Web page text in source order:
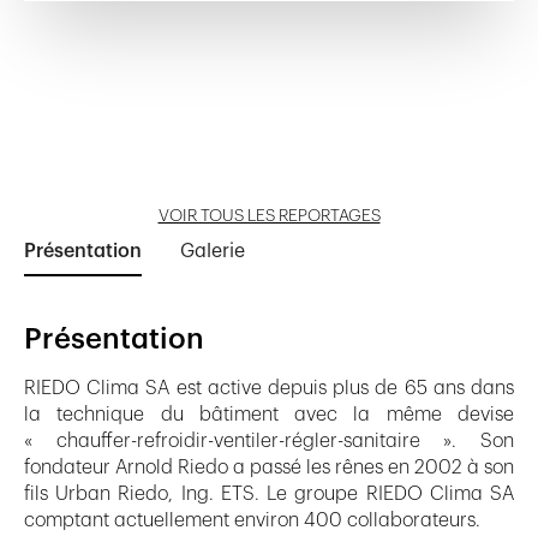
VOIR TOUS LES REPORTAGES
Présentation Galerie
Présentation
RIEDO Clima SA est active depuis plus de 65 ans dans
la technique du bâtiment avec la même devise
« chauffer-refroidir-ventiler-régler-sanitaire ». Son
fondateur Arnold Riedo a passé les rênes en 2002 à son
fils Urban Riedo, Ing. ETS. Le groupe RIEDO Clima SA
comptant actuellement environ 400 collaborateurs.